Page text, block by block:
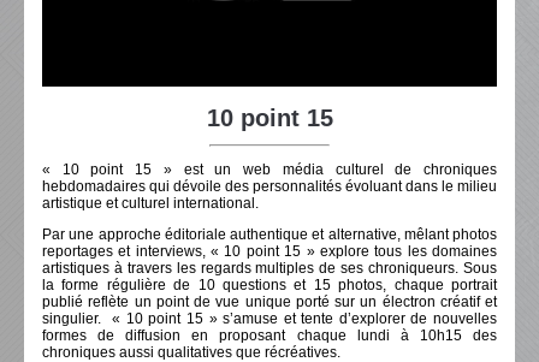
10 point 15
« 10 point 15 » est un web média culturel de chroniques
hebdomadaires qui dévoile des personnalités évoluant dans le milieu
artistique et culturel international.
Par une approche éditoriale authentique et alternative, mêlant photos
reportages et interviews, « 10 point 15 » explore tous les domaines
artistiques à travers les regards multiples de ses chroniqueurs. Sous
la forme régulière de 10 questions et 15 photos, chaque portrait
publié reflète un point de vue unique porté sur un électron créatif et
singulier. « 10 point 15 » s’amuse et tente d’explorer de nouvelles
formes de diffusion en proposant chaque lundi à 10h15 des
chroniques aussi qualitatives que récréatives.